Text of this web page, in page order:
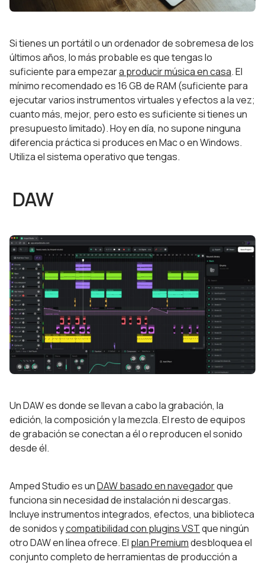
Si tienes un portátil o un ordenador de sobremesa de los
últimos años, lo más probable es que tengas lo
suficiente para empezara producir música en casa. El
mínimo recomendado es 16 GB de RAM (suficiente para
ejecutar varios instrumentos virtuales y efectos a la vez;
cuanto más, mejor, pero esto es suficiente si tienes un
presupuesto limitado). Hoy en día, no supone ninguna
diferencia práctica si produces en Mac o en Windows.
Utiliza el sistema operativo que tengas.
DAW
Un DAW es donde se llevan a cabo la grabación, la
edición, la composición y la mezcla. El resto de equipos
de grabación se conectan a él o reproducen el sonido
desde él.
Amped Studio es unDAW basado en navegadorque
funciona sin necesidad de instalación ni descargas.
Incluye instrumentos integrados, efectos, una biblioteca
de sonidos ycompatibilidad con plugins VSTque ningún
otro DAW en línea ofrece. El plan Premiumdesbloquea el
conjunto completo de herramientas de producción a